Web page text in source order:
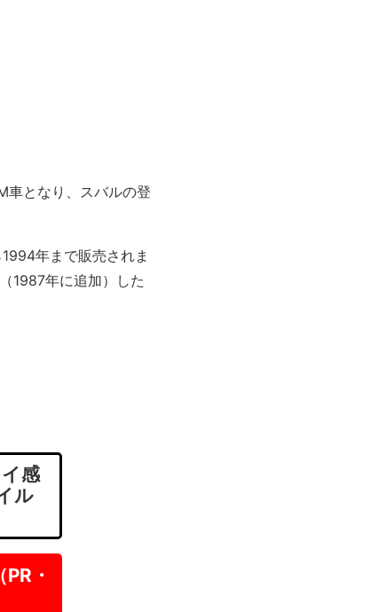
となり、スバルの登
年まで販売されま
1987年に追加）した
感
ル
・